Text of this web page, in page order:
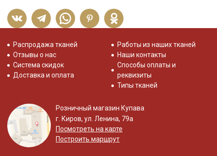
Распродажа тканей
Отзывы о нас
Система скидок
Доставка и оплата
Работы из наших тканей
Наши контакты
Способы оплаты и
реквизиты
Типы тканей
Розничный магазин Купава
г. Киров, ул. Ленина, 79а
Посмотреть на карте
Построить маршрут